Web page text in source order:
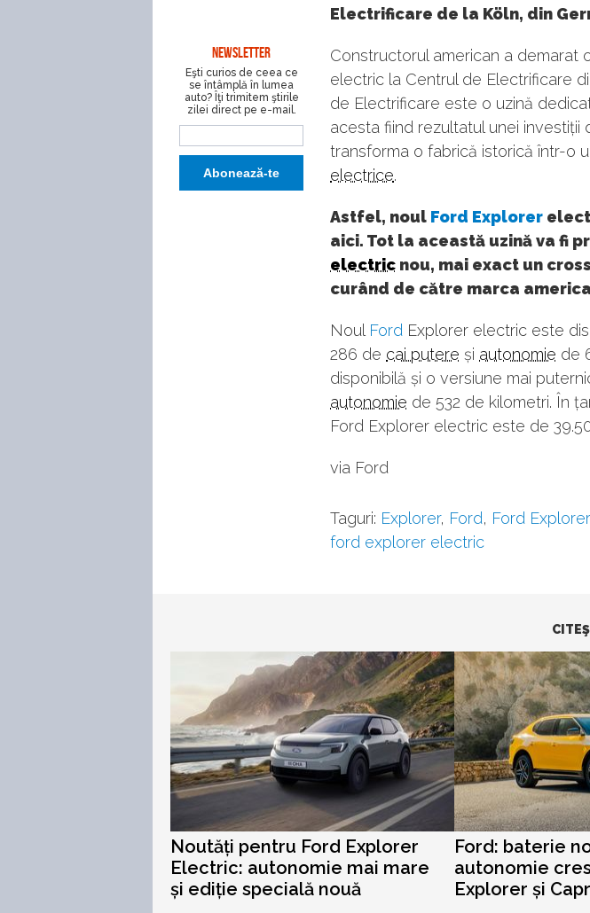
NEWSLETTER
Eşti curios de ceea ce
se întâmplă în lumea
auto? Îţi trimitem ştirile
zilei direct pe e-mail.
Electrificare de la Köln, din
Constructorul american a demarat
electric la Centrul de Electrificare
de Electrificare este o uzină
acesta fiind rezultatul unei investiții
transforma o fabrică istorică într-o
electrice.
Astfel, noul Ford Explorer
aici. Tot la această uzină va fi
electric nou, mai exact un
curând de către marca
Noul Ford Explorer electric este
286 de cai putere și autonomie de
disponibilă și o versiune mai
autonomie de 532 de kilometri. În
Ford Explorer electric este de
via Ford
Taguri: Explorer, Ford, Ford Explorer
ford explorer electric
Noutăți pentru Ford Explorer
Electric: autonomie mai mare
și ediție specială nouă
Ford: baterie
autonomie
Explorer și